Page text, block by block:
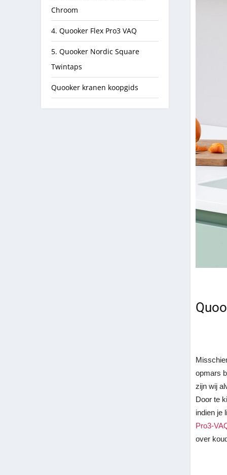
Chroom
4. Quooker Flex Pro3 VAQ
5. Quooker Nordic Square
Twintaps
Quooker kranen koopgids
opmars
zijn wij
Door te
indien je
Pro3-
over